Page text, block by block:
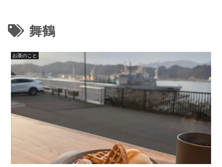
舞鶴
お茶のこと